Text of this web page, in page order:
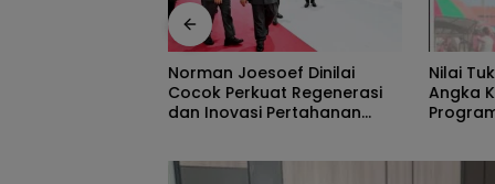
Nilai Tukar Petani Naik,
Angka Kemiskinan Turun,
Program Gusnar-Idah Jadi
Peran
Track,